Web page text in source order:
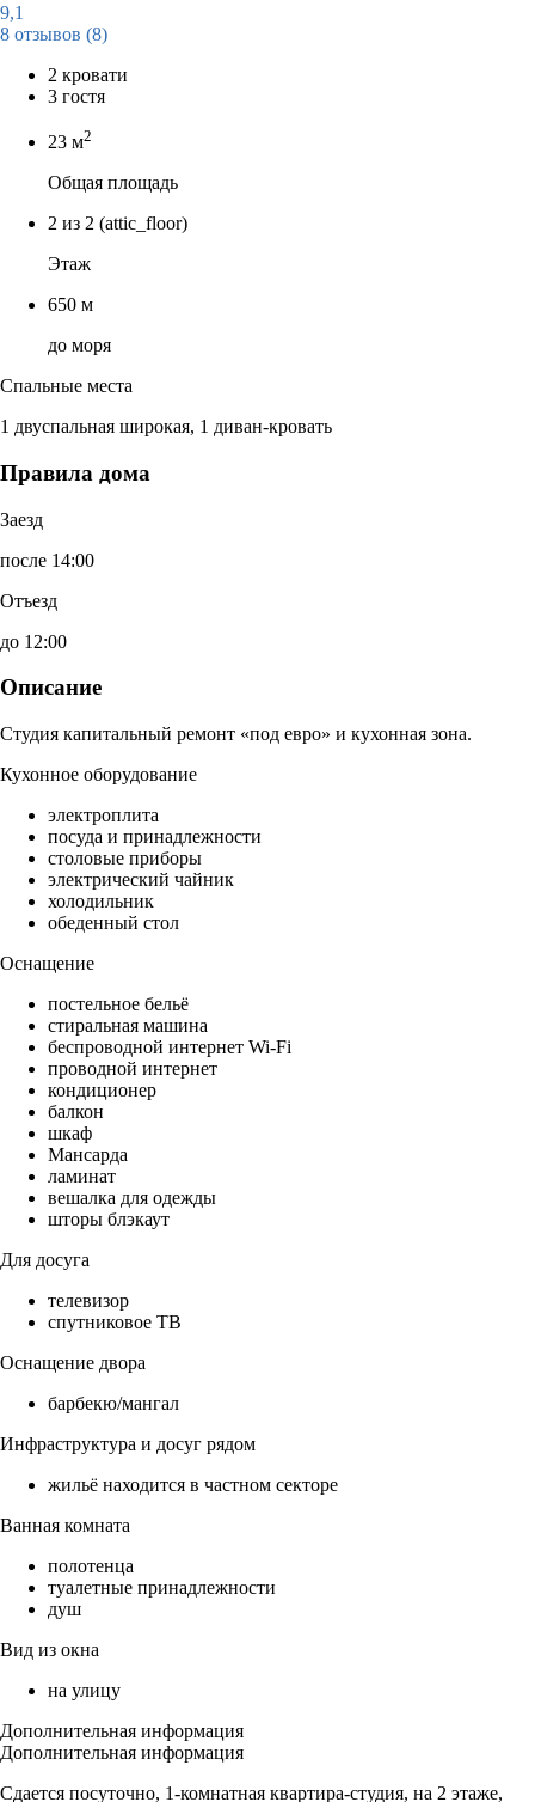
9,1
8 отзывов (8)
2 кровати
3 гостя
23 м2
Общая площадь
2 из 2 (attic_floor)
Этаж
650 м
до моря
Спальные места
1 двуспальная широкая, 1 диван-кровать
Правила дома
Заезд
после 14:00
Отъезд
до 12:00
Описание
Студия капитальный ремонт «под евро» и кухонная зона.
Кухонное оборудование
электроплита
посуда и принадлежности
столовые приборы
электрический чайник
холодильник
обеденный стол
Оснащение
постельное бельё
стиральная машина
беспроводной интернет Wi-Fi
проводной интернет
кондиционер
балкон
шкаф
Мансарда
ламинат
вешалка для одежды
шторы блэкаут
Для досуга
телевизор
спутниковое ТВ
Оснащение двора
барбекю/мангал
Инфраструктура и досуг рядом
жильё находится в частном секторе
Ванная комната
полотенца
туалетные принадлежности
душ
Вид из окна
на улицу
Дополнительная информация
Дополнительная информация
Сдается посуточно, 1-комнатная квартира-студия, на 2 этаже,